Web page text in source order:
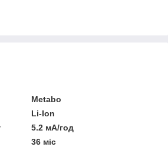
Metabo
Li-Ion
5.2 мА/год
36 міс